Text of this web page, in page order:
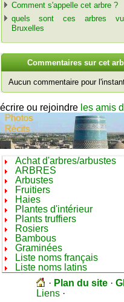
Comment s'appelle cet arbre ?
quels sont ces arbres
Bruxelles
Commentaires sur cet
Aucun commentaire pour
écrire ou rejoindre les amis
Achat d'arbres/arbustes
ARBRES
Arbustes
Fruitiers
Haies
Plantes d'intérieur
Plants truffiers
Rosiers
Bambous
Graminées
Liste noms français
Liste noms latins
· Plan du site ·
Liens ·